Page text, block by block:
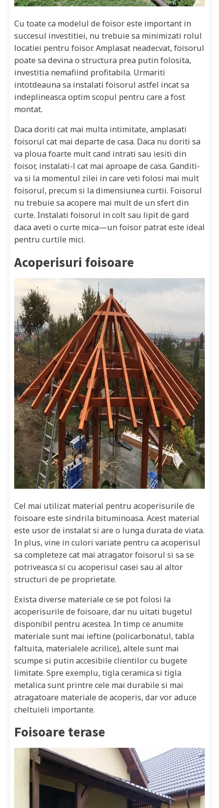
Cu toate ca modelul de foisor este important in
succesul investitiei, nu trebuie sa minimizati rolul
locatiei pentru foisor. Amplasat neadecvat, foisorul
poate sa devina o structura prea putin folosita,
investitia nemafiind profitabila. Urmariti
intotdeauna sa instalati foisorul astfel incat sa
indeplineasca optim scopul pentru care a fost
montat.
Daca doriti cat mai multa intimitate, amplasati
foisorul cat mai departe de casa. Daca nu doriti sa
va ploua foarte mult cand intrati sau iesiti din
foisor, instalati-l cat mai aproape de casa. Ganditi-
va si la momentul zilei in care veti folosi mai mult
foisorul, precum si la dimensiunea curtii. Foisorul
nu trebuie sa acopere mai mult de un sfert din
curte. Instalati foisorul in colt sau lipit de gard
daca aveti o curte mica—un foisor patrat este ideal
pentru curtile mici.
Acoperisuri foisoare
Cel mai utilizat material pentru acoperisurile de
foisoare este sindrila bituminoasa. Acest material
este usor de instalat si are o lunga durata de viata.
In plus, vine in culori variate pentru ca acoperisul
sa completeze cat mai atragator foisorul si sa se
potriveasca si cu acoperisul casei sau al altor
structuri de pe proprietate.
Exista diverse materiale ce se pot folosi la
acoperisurile de foisoare, dar nu uitati bugetul
disponibil pentru acestea. In timp ce anumite
materiale sunt mai ieftine (policarbonatul, tabla
faltuita, materialele acrilice), altele sunt mai
scumpe si putin accesibile clientilor cu bugete
limitate. Spre exemplu, tigla ceramica si tigla
metalica sunt printre cele mai durabile si mai
atragatoare materiale de acoperis, dar vor aduce
cheltuieli importante.
Foisoare terase